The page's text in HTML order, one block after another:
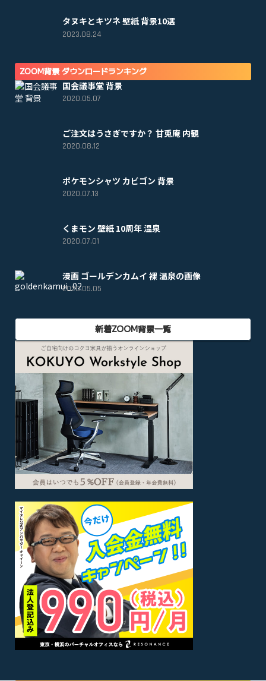
タヌキとキツネ 壁紙 背景10選
2023.08.24
ZOOM背景 ダウンロードランキング
国会議事堂 背景
2020.05.07
ご注文はうさぎですか？ 甘兎庵 内観
2020.08.12
ポケモンシャツ カビゴン 背景
2020.07.13
くまモン 壁紙 10周年 温泉
2020.07.01
漫画 ゴールデンカムイ 裸 温泉の画像
2020.05.05
新着ZOOM背景一覧